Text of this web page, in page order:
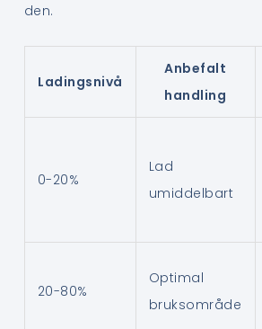
den.
Ladingsnivå
Anbefalt
handling
0-20%
Lad
umiddelbart
20-80%
Optimal
bruksområde